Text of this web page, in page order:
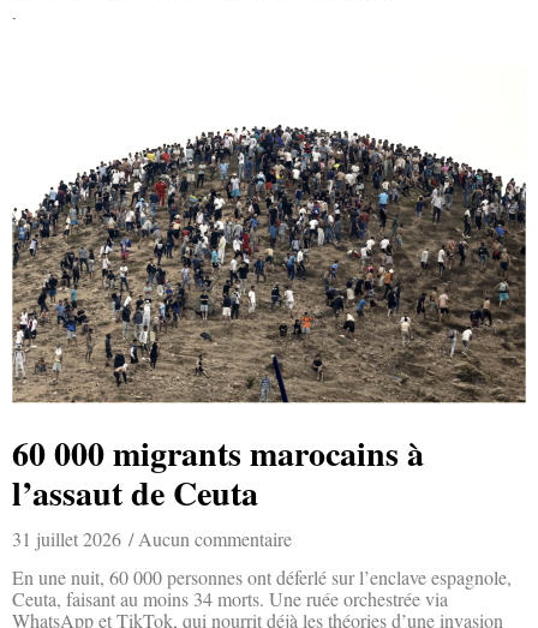
60 000 migrants marocains à
l’assaut de Ceuta
31 juillet 2026
Aucun commentaire
En une nuit, 60 000 personnes ont déferlé sur l’enclave espagnole,
Ceuta, faisant au moins 34 morts. Une ruée orchestrée via
WhatsApp et TikTok, qui nourrit déjà les théories d’une invasion